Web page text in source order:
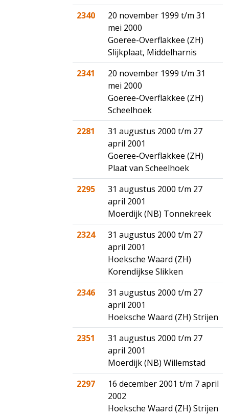
2340
20 november 1999 t/m 31
mei 2000
Goeree-Overflakkee (ZH)
Slijkplaat, Middelharnis
2341
20 november 1999 t/m 31
mei 2000
Goeree-Overflakkee (ZH)
Scheelhoek
2281
31 augustus 2000 t/m 27
april 2001
Goeree-Overflakkee (ZH)
Plaat van Scheelhoek
2295
31 augustus 2000 t/m 27
april 2001
Moerdijk (NB) Tonnekreek
2324
31 augustus 2000 t/m 27
april 2001
Hoeksche Waard (ZH)
Korendijkse Slikken
2346
31 augustus 2000 t/m 27
april 2001
Hoeksche Waard (ZH) Strijen
2351
31 augustus 2000 t/m 27
april 2001
Moerdijk (NB) Willemstad
2297
16 december 2001 t/m 7 april
2002
Hoeksche Waard (ZH) Strijen